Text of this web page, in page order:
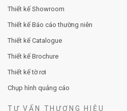
Thiết kế Showroom
Thiết kế Báo cáo thường niên
Thiết kế Catalogue
Thiết kế Brochure
Thiết kế tờ rơi
Chụp hình quảng cáo
TƯ VẤN THƯƠNG HIỆU